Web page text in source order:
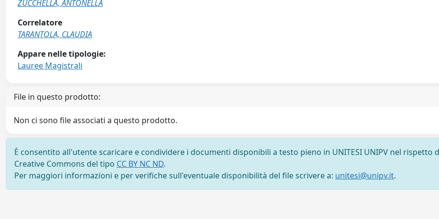
ZUCCHELLA, ANTONELLA
Correlatore
TARANTOLA, CLAUDIA
Appare nelle tipologie:
Lauree Magistrali
File in questo prodotto:
Non ci sono file associati a questo prodotto.
È consentito all'utente scaricare e condividere i documenti disponibili a testo pieno in UNITESI UNIPV nel rispetto
Creative Commons del tipo CC BY NC ND.
Per maggiori informazioni e per verifiche sull'eventuale disponibilità del file scrivere a: unitesi@unipv.it.